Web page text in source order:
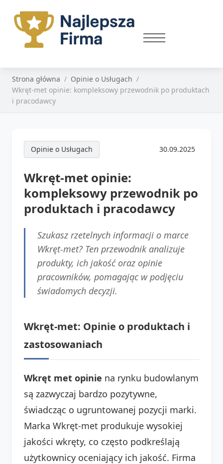
Strona główna
Opinie o Usługach
Wkręt-met opinie: kompleksowy przewodnik po produktach
i pracodawcy
Opinie o Usługach 30.09.2025
Wkręt-met opinie:
kompleksowy przewodnik po
produktach i pracodawcy
Szukasz rzetelnych informacji o marce
Wkręt-met? Ten przewodnik analizuje
produkty, ich jakość oraz opinie
pracowników, pomagając w podjęciu
świadomych decyzji.
Wkręt-met: Opinie o produktach i
zastosowaniach
Wkręt met opinie na rynku budowlanym
są zazwyczaj bardzo pozytywne,
świadcząc o ugruntowanej pozycji marki.
Marka Wkręt-met produkuje wysokiej
jakości wkręty, co często podkreślają
użytkownicy oceniający ich jakość. Firma